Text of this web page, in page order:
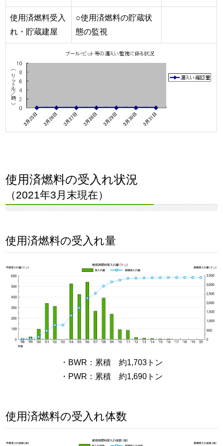
使用済燃料受入
れ・貯蔵建屋
○使用済燃料の貯蔵状
態の監視
使用済燃料の受入れ状況
（2021年3月末現在）
使用済燃料の受入れ量
・BWR：累積 約1,703トン
・PWR：累積 約1,690トン
使用済燃料の受入れ体数